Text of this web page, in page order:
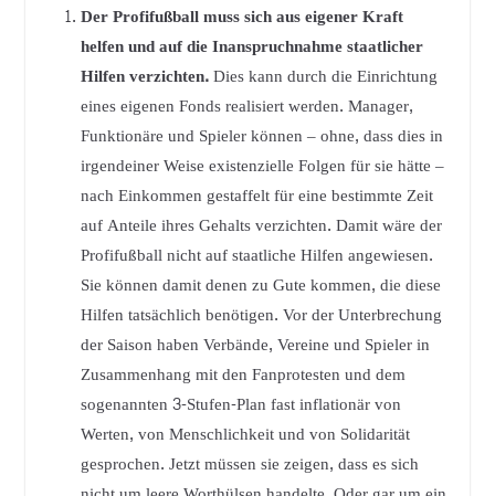
Der Profifußball muss sich aus eigener Kraft
helfen und auf die Inanspruchnahme staatlicher
Hilfen verzichten.Dies kann durch die Einrichtung
eines eigenen Fonds realisiert werden. Manager,
Funktionäre und Spieler können – ohne, dass dies in
irgendeiner Weise existenzielle Folgen für sie hätte –
nach Einkommen gestaffelt für eine bestimmte Zeit
auf Anteile ihres Gehalts verzichten. Damit wäre der
Profifußball nicht auf staatliche Hilfen angewiesen.
Sie können damit denen zu Gute kommen, die diese
Hilfen tatsächlich benötigen. Vor der Unterbrechung
der Saison haben Verbände, Vereine und Spieler in
Zusammenhang mit den Fanprotesten und dem
sogenannten 3-Stufen-Plan fast inflationär von
Werten, von Menschlichkeit und von Solidarität
gesprochen. Jetzt müssen sie zeigen, dass es sich